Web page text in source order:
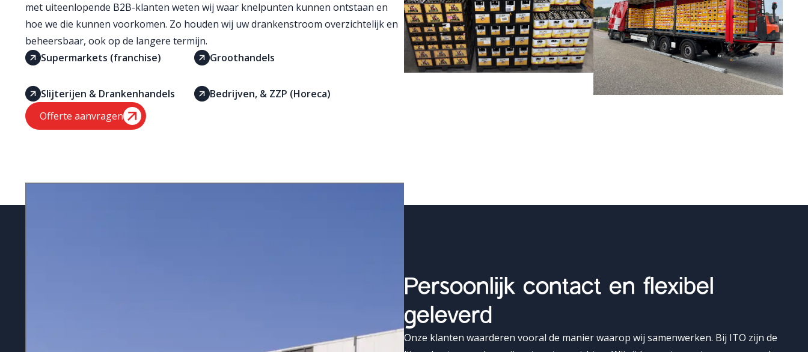
met uiteenlopende B2B-klanten weten wij waar knelpunten kunnen ontstaan en
hoe we die kunnen voorkomen. Zo houden wij uw drankenstroom overzichtelijk en
beheersbaar, ook op de langere termijn.
Supermarkets (franchise)
Groothandels
Slijterijen & Drankenhandels
Bedrijven, & ZZP (Horeca)
Offerte aanvragen
Persoonlijk contact en flexibel
geleverd
Onze klanten waarderen vooral de manier waarop wij samenwerken. Bij ITO zijn de